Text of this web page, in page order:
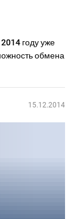
году уже
обмена
15.12.2014